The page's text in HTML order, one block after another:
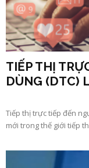
TIẾP THỊ
DÙNG (DTC)
Tiếp thị trực tiếp đến
mới trong thế giới tiếp